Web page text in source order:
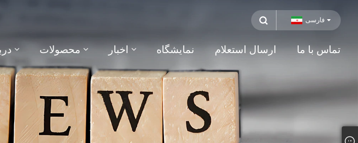
فارسی
محصولات اخبار نمایشگاه ارسال استعلام تماس با ما